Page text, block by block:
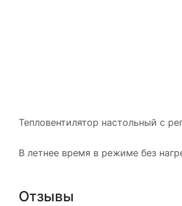
Тепловентилятор настольный с
В летнее время в режиме без
Отзывы